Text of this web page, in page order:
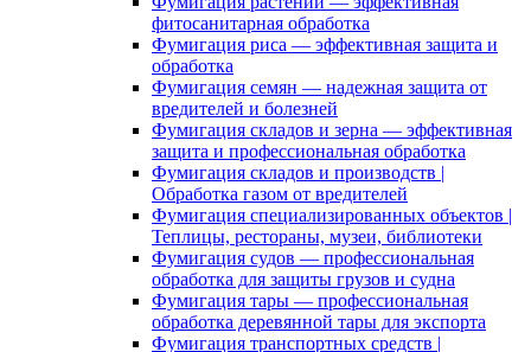
фитосанитарная обработка
Фумигация риса — эффективная защита и
обработка
Фумигация семян — надежная защита от
вредителей и болезней
Фумигация складов и зерна — эффективная
защита и профессиональная обработка
Фумигация складов и производств |
Обработка газом от вредителей
Фумигация специализированных объектов |
Теплицы, рестораны, музеи, библиотеки
Фумигация судов — профессиональная
обработка для защиты грузов и судна
Фумигация тары — профессиональная
обработка деревянной тары для экспорта
Фумигация транспортных средств |